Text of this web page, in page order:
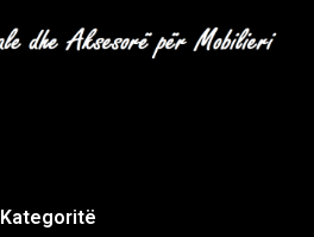
Kategoritë